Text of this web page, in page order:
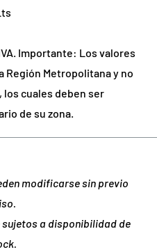
Importante: Los valores
Región Metropolitana y no
cuales deben ser
de su zona.
modificarse sin previo
a disponibilidad de